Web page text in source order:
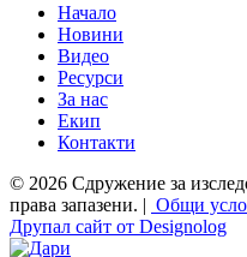
Начало
Новини
Видео
Ресурси
За нас
Екип
Контакти
© 2026 Сдружение за
права запазени. | Общи
Друпал сайт от Designolog